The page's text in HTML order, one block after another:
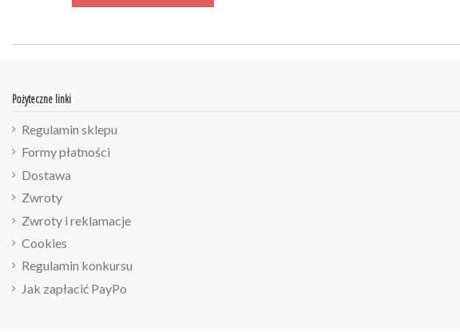
Pożyteczne linki
Regulamin sklepu
Formy płatności
Dostawa
Zwroty
Zwroty i reklamacje
Cookies
Regulamin konkursu
Jak zapłacić PayPo